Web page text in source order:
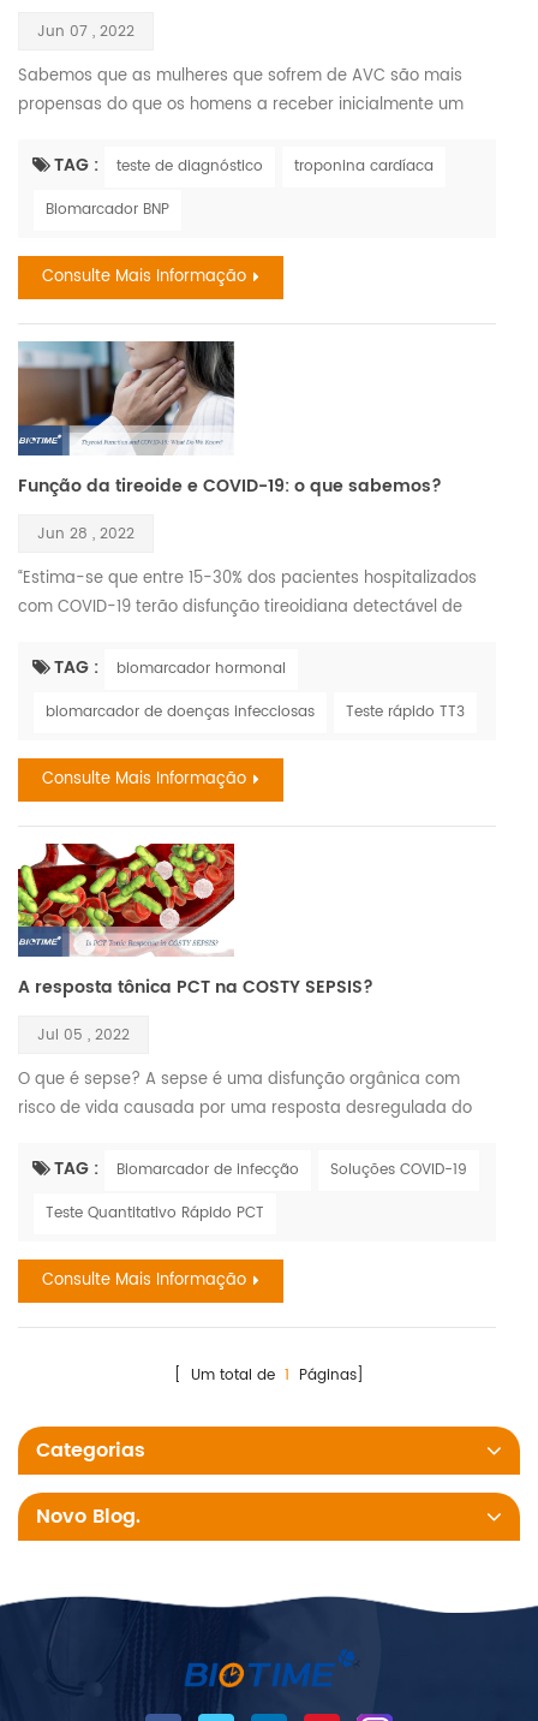
Jun 07 , 2022
Sabemos que as mulheres que sofrem de AVC são mais
propensas do que os homens a receber inicialmente um
sempre exibem o que poderia ser considerado os sintomas
De acordo com a World Stroke Organization WSO: Incidência
e prevalência para todos os tipos de AVC combinados em
mulheres com ...
TAG : teste de diagnóstico
troponina cardíaca
Biomarcador BNP
Consulte Mais Informação
Função da tireoide e COVID-19: o que sabemos?
Jun 28 , 2022
“Estima-se que entre 15-30% dos pacientes hospitalizados
com COVID-19 terão disfunção tireoidiana detectável de
sobre como a infecção por COVID-19 afeta a tireoide e,
afetar os riscos associados à infecção por COVID-19. Esta
número sem...
TAG :
biomarcador hormonal
biomarcador de doenças infecciosas
Teste rápido TT3
Consulte Mais Informação
A resposta tônica PCT na COSTY SEPSIS?
Jul 05 , 2022
O que é sepse? A sepse é uma disfunção orgânica com
risco de vida causada por uma resposta desregulada do
precocemente e tratada prontamente, pode levar a choque
frequentemente uma complicação grave da infecção,
particularmente em países de baixa e média renda, onde
representa uma das principais cau...
TAG : Biomarcador de infecção
Soluções COVID-19
Teste Quantitativo Rápido PCT
Consulte Mais Informação
[ Um total de 1 Páginas]
Categorias
Novo Blog.